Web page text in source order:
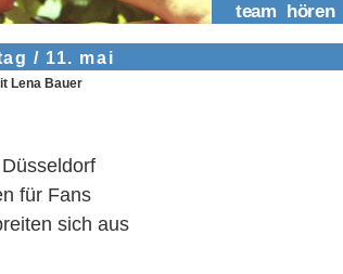
team hören
/ 11. mai
Lena Bauer
für Fans
sich aus